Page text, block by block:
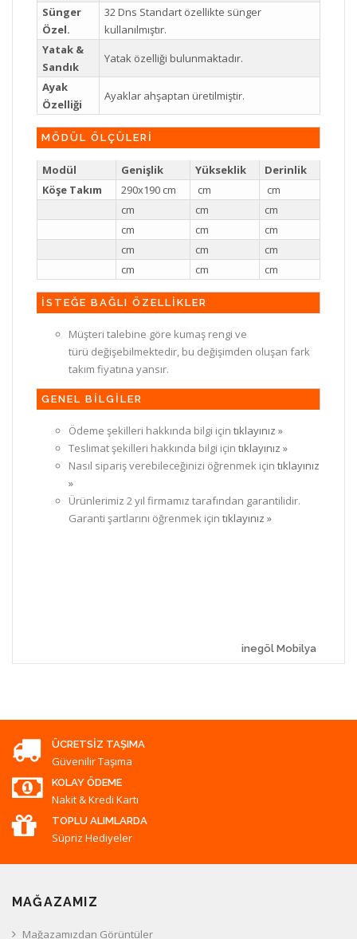
Sünger
Özel.
32 Dns Standart özellikte sünger
kullanılmıştır.
Yatak &
Sandık
Yatak özelliği bulunmaktadır.
Ayak
Özelliği
Ayaklar ahşaptan üretilmiştir.
MÖDÜL ÖLÇÜLERİ
Modül Genişlik Yükseklik
Derinlik
Köşe Takım
290x190 cm cm
cm
cm
cm
cm
cm
cm
cm
cm
cm
cm
cm
cm cm
İSTEĞE BAĞLI ÖZELLİKLER
Müşteri talebine göre kumaş rengi ve
türü değişebilmektedir, bu değişimden oluşan fark
takım fiyatına yansır.
GENEL BİLGİLER
Ödeme şekilleri hakkında bilgi için tıklayınız »
Teslimat şekilleri hakkında bilgi için tıklayınız »
Nasıl sipariş verebileceğinizi öğrenmek için tıklayınız
»
Ürünlerimiz 2 yıl firmamız tarafından garantilidir.
Garanti şartlarını öğrenmek için tıklayınız »
inegöl Mobilya
ÜCRETSIZ TAŞIMA
Güvenilir Taşıma
KOLAY ÖDEME
Nakit & Kredi Kartı
TOPLU ALIMLARDA
Süpriz Hediyeler
MAĞAZAMIZ
Mağazamızdan Görüntüler